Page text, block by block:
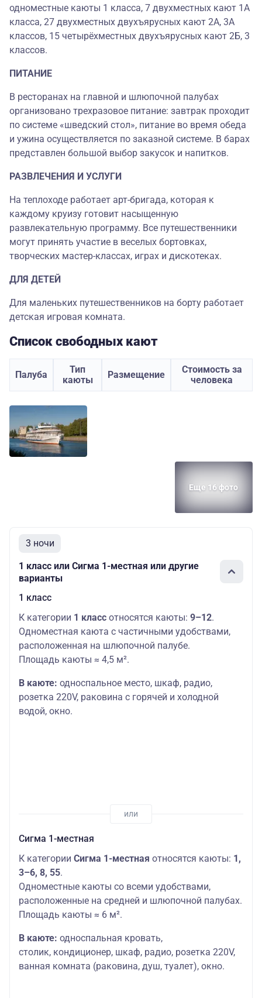
одноместные каюты 1 класса, 7 двухместных кают 1А
класса, 27 двухместных двухъярусных кают 2А, 3А
классов, 15 четырёхместных двухъярусных кают 2Б, 3
классов.
ПИТАНИЕ
В ресторанах на главной и шлюпочной палубах
организовано трехразовое питание: завтрак проходит
по системе «шведский стол», питание во время обеда
и ужина осуществляется по заказной системе. В барах
представлен большой выбор закусок и напитков.
РАЗВЛЕЧЕНИЯ И УСЛУГИ
На теплоходе работает арт-бригада, которая к
каждому круизу готовит насыщенную
развлекательную программу. Все путешественники
могут принять участие в веселых бортовках,
творческих мастер-классах, играх и дискотеках.
ДЛЯ ДЕТЕЙ
Для маленьких путешественников на борту работает
детская игровая комната.
Список свободных кают
Палуба
Тип
каюты
Размещение
Стоимость за
человека
Еще 16 фото
3 ночи
1 класс или Сигма 1-местная или другие
варианты
1 класс
К категории 1 класс относятся каюты: 9–12.
Одноместная каюта с частичными удобствами,
расположенная на шлюпочной палубе.
Площадь каюты ≈ 4,5 м².
В каюте: односпальное место, шкаф, радио,
розетка 220V, раковина с горячей и холодной
водой, окно.
Сигма 1-местная
К категории Сигма 1-местная относятся каюты: 1,
3–6, 8, 55.
Одноместные каюты со всеми удобствами,
расположенные на средней и шлюпочной палубах.
Площадь каюты ≈ 6 м².
В каюте: односпальная кровать,
столик, кондиционер, шкаф, радио, розетка 220V,
ванная комната (раковина, душ, туалет), окно.